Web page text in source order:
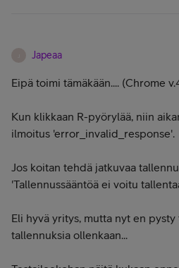
Japeaa
Eipä toimi tämäkään.... (Chrome
Kun klikkaan R-pyörylää, niin
ilmoitus 'error_invalid_response'.
Jos koitan tehdä jatkuvaa
'Tallennussääntöä ei voitu
Eli hyvä yritys, mutta nyt en pysty
tallennuksia ollenkaan...